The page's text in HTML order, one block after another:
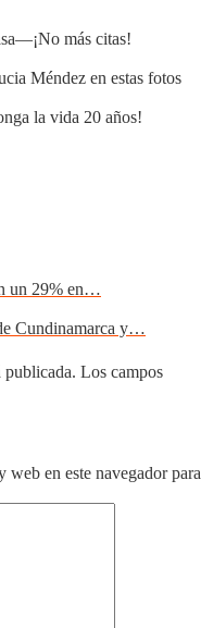
más citas!
Méndez en estas fotos
la vida 20 años!
un 29% en…
Cundinamarca y…
publicada. Los campos
en este navegador para